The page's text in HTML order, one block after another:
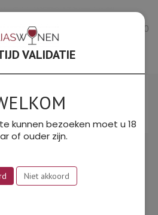
0
laag
Filter
LAAG NAAR HOOG
VALIDATIE
kunnen bezoeken moet u 18
of ouder zijn.
Niet akkoord